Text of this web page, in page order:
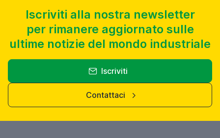
Iscriviti alla nostra newsletter
per rimanere aggiornato sulle
ultime notizie del mondo industriale
Iscriviti
Contattaci